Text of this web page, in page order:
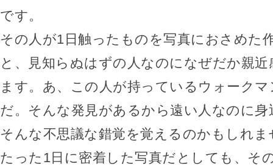
です。
その人が1日触ったものを写真におさめた
と、見知らぬはずの人なのになぜだか親
ます。あ、この人が持っているウォーク
だ。そんな発見があるから遠い人なのに
そんな不思議な錯覚を覚えるのかもしれま
たった1日に密着した写真だとしても、そ